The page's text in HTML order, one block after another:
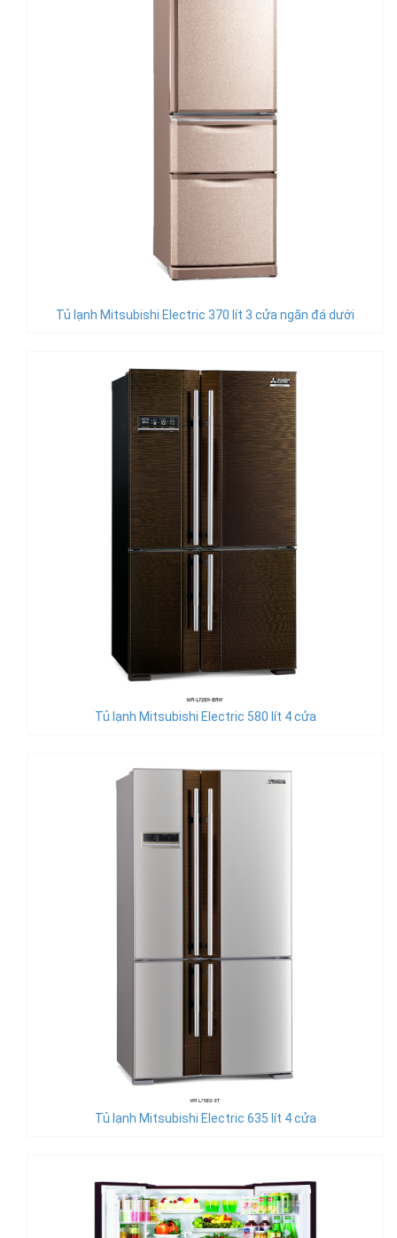
Tủ lạnh Mitsubishi Electric 370 lít 3 cửa ngăn đá dưới
Tủ lạnh Mitsubishi Electric 580 lít 4 cửa
Tủ lạnh Mitsubishi Electric 635 lít 4 cửa